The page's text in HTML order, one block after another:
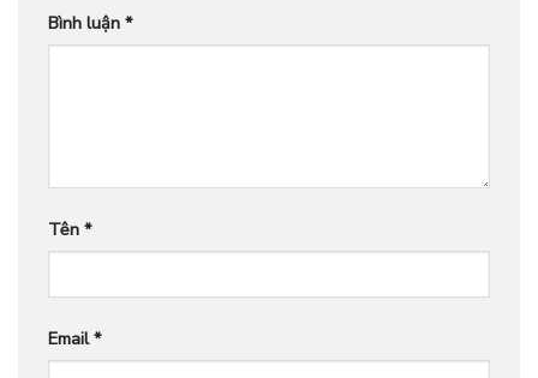
Bình luận *
Tên *
Email*